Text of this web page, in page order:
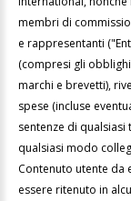
membri di
e rappresentanti
(compresi gli
marchi e brevetti),
spese (incluse
sentenze di
qualsiasi modo
Contenuto utente da
essere ritenuto in